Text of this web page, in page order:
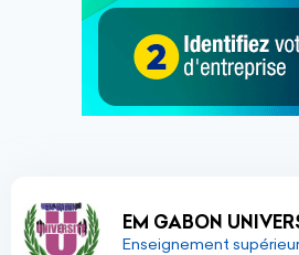
EM GABON
Enseignement